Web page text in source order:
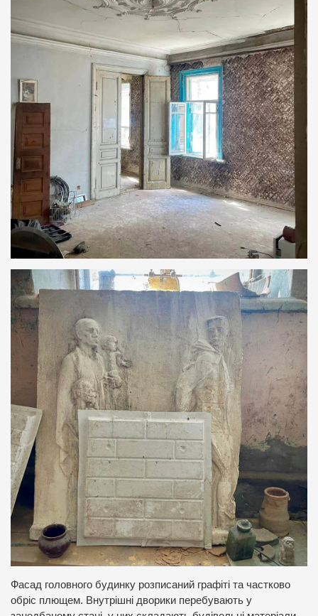
Фасад головного будинку розписаний графіті та частково
обріс плющем. Внутрішні дворики перебувають у